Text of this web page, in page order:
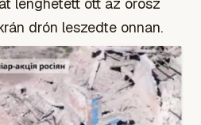
drón leszedte onnan.